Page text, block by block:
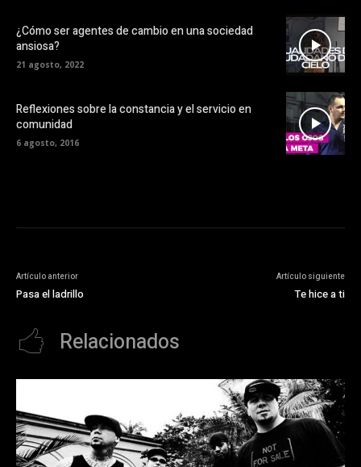
¿Cómo ser agentes de cambio en una sociedad
ansiosa?
21 agosto, 2022
Reflexiones sobre la constancia y el servicio en
comunidad
6 agosto, 2016
Artículo anterior
Pasa el ladrillo
Artículo siguiente
Te hice a ti
Relacionados